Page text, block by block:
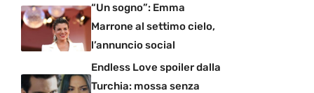
“Un sogno”: Emma
Marrone al settimo cielo,
l’annuncio social
Endless Love spoiler dalla
Turchia: mossa senza